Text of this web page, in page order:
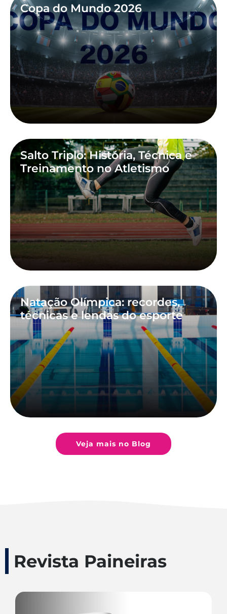
Copa do Mundo 2026
Salto Triplo: História, Técnica e
Treinamento no Atletismo
Natação Olímpica: recordes,
técnicas e lendas do esporte
Veja mais no Blog
Revista Paineiras